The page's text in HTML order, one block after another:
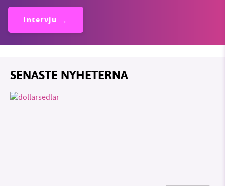
Intervju
SENASTE NYHETERNA